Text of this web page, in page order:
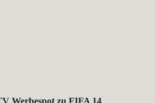
Werbespot zu FIFA 14